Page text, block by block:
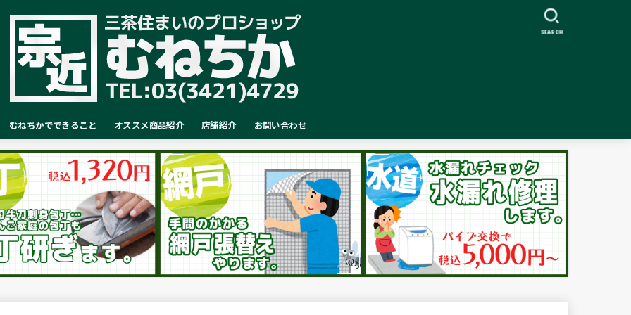
むねちかでできること オススメ商品紹介 店舗紹介 お問い合わせ
SEARCH